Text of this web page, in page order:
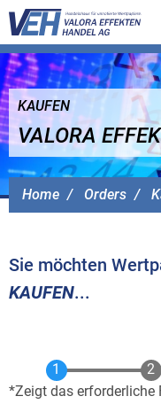
Home Orders
KAUFEN
VALORA
Sie möchten
KAUFEN...
Zeigt das erforderliche